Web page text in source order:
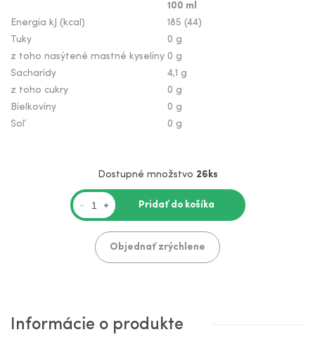
100 ml
Energia kJ (kcal)
185 (44)
Tuky
0 g
z toho nasýtené mastné kyseliny 0 g
Sacharidy
4,1 g
z toho cukry
0 g
Bielkoviny
0 g
Soľ
0 g
Dostupné množstvo 26ks
- + Pridať do košíka
Objednať zrýchlene
Informácie o produkte